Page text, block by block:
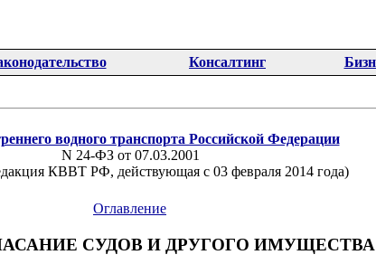
Консалтинг
водного транспорта Российской Федерации
N 24-ФЗ от 07.03.2001
КВВТ РФ, действующая c 03 февраля 2014 года)
Оглавление
СУДОВ И ДРУГОГО ИМУЩЕСТВА